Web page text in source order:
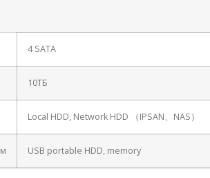
4 SATA
10ТБ
Local HDD, Network HDD （IPSAN、NAS）
USB portable HDD, memory